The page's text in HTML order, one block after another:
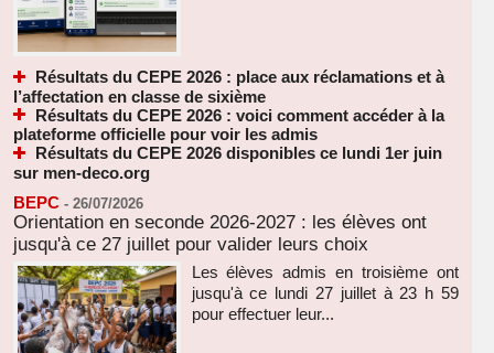
Résultats du CEPE 2026 : place aux réclamations et à
l’affectation en classe de sixième
Résultats du CEPE 2026 : voici comment accéder à la
plateforme officielle pour voir les admis
Résultats du CEPE 2026 disponibles ce lundi 1er juin
sur men-deco.org
BEPC - 26/07/2026
Orientation en seconde 2026-2027 : les élèves ont
jusqu'à ce 27 juillet pour valider leurs choix
Les élèves admis en troisième ont
jusqu'à ce lundi 27 juillet à 23 h 59
pour effectuer leur...